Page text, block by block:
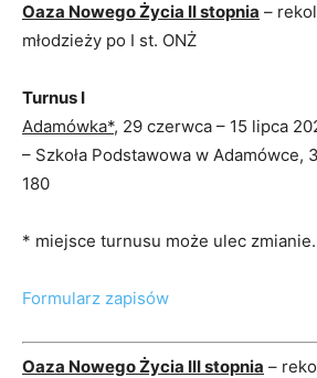
Oaza Nowego Życia II stopnia –
młodzieży po I st. ONŻ
Turnus I
Adamówka*, 29 czerwca – 15 lipca
– Szkoła Podstawowa w Adamówce,
180
* miejsce turnusu może ulec zmianie.
Formularz zapisów
Oaza Nowego Życia III stopnia –